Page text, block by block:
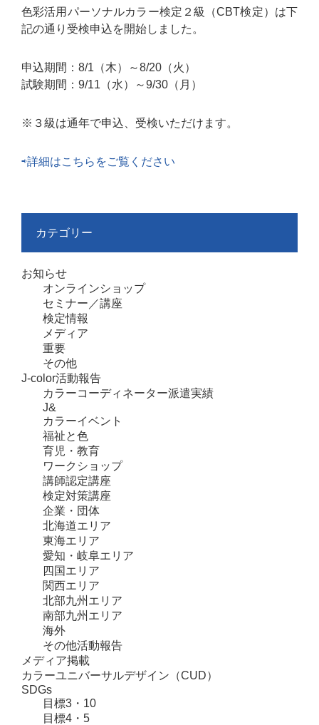
色彩活用パーソナルカラー検定２級（CBT検定）は下
記の通り受検申込を開始しました。
申込期間：8/1（木）～8/20（火）
試験期間：9/11（水）～9/30（月）
※３級は通年で申込、受検いただけます。
⇨詳細はこちらをご覧ください
カテゴリー
お知らせ
オンラインショップ
セミナー／講座
検定情報
メディア
重要
その他
J-color活動報告
カラーコーディネーター派遣実績
J&
カラーイベント
福祉と色
育児・教育
ワークショップ
講師認定講座
検定対策講座
企業・団体
北海道エリア
東海エリア
愛知・岐阜エリア
四国エリア
関西エリア
北部九州エリア
南部九州エリア
海外
その他活動報告
メディア掲載
カラーユニバーサルデザイン（CUD）
SDGs
目標3・10
目標4・5